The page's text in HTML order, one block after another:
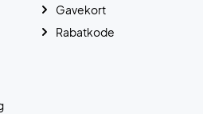
Gavekort
Rabatkode